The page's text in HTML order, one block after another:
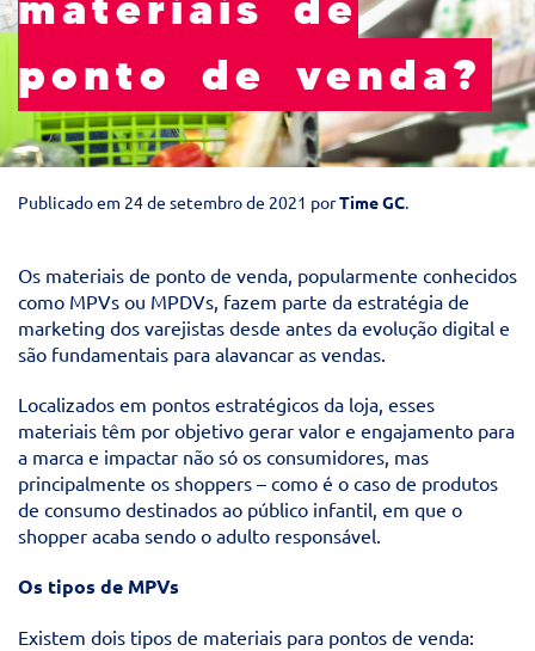
ponto de venda?
Publicado em 24 de setembro de 2021 porTime GC.
Os materiais de ponto de venda, popularmente conhecidos
como MPVs ou MPDVs, fazem parte da estratégia de
marketing dos varejistas desde antes da evolução digital e
são fundamentais para alavancar as vendas.
Localizados em pontos estratégicos da loja, esses
materiais têm por objetivo gerar valor e engajamento para
a marca e impactar não só os consumidores, mas
principalmente os shoppers – como é o caso de produtos
de consumo destinados ao público infantil, em que o
shopper acaba sendo o adulto responsável.
Os tipos de MPVs
Existem dois tipos de materiais para pontos de venda: